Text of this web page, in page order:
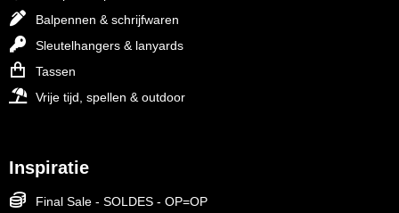
Balpennen & schrijfwaren
Sleutelhangers & lanyards
Tassen
Vrije tijd, spellen & outdoor
Inspiratie
Final Sale - SOLDES - OP=OP